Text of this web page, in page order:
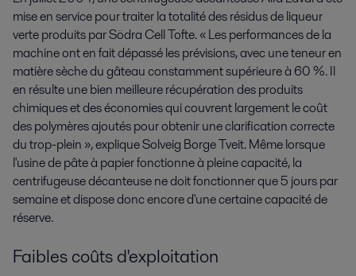
mise en service pour traiter la totalité des résidus de liqueur
verte produits par Södra Cell Tofte. « Les performances de la
machine ont en fait dépassé les prévisions, avec une teneur en
matière sèche du gâteau constamment supérieure à 60 %. Il
en résulte une bien meilleure récupération des produits
chimiques et des économies qui couvrent largement le coût
des polymères ajoutés pour obtenir une clarification correcte
du trop-plein », explique Solveig Borge Tveit. Même lorsque
l'usine de pâte à papier fonctionne à pleine capacité, la
centrifugeuse décanteuse ne doit fonctionner que 5 jours par
semaine et dispose donc encore d'une certaine capacité de
réserve.
Faibles coûts d'exploitation